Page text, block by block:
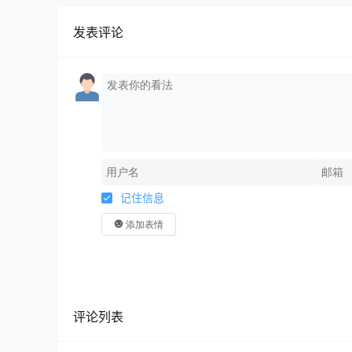
1、备注栏内注明纳税人名称和纳税人
3、税务机关为纳税人代开建筑服务发
及项目名称；
发表评论
记住信息
添加表情
评论列表